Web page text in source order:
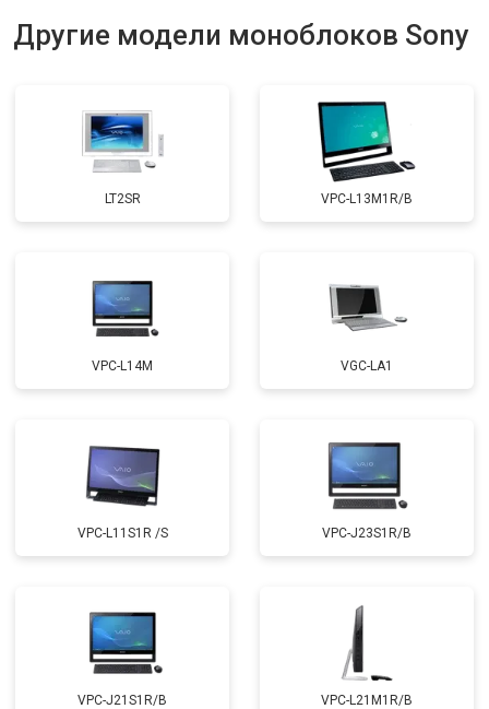
Другие модели моноблоков Sony
LT2SR VPC-L13M1R/B
VPC-L14M VGC-LA1
VPC-L11S1R /S VPC-J23S1R/B
VPC-J21S1R/B VPC-L21M1R/B